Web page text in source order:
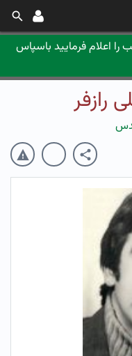
اعلام فرمایید باسپاس
رازفر